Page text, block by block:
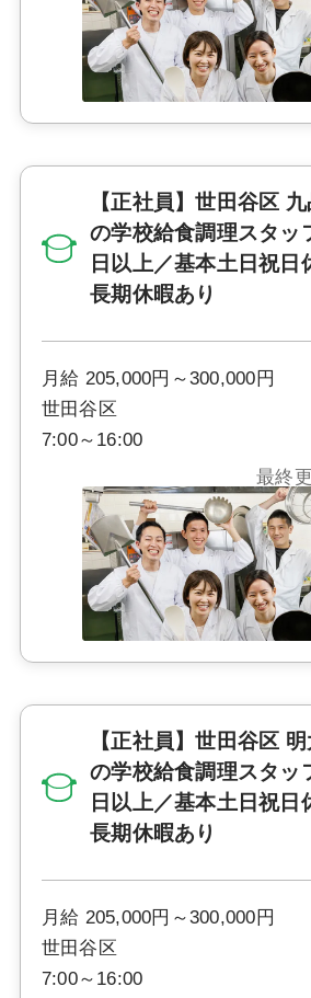
【正社員】世田谷区
の学校給食調理スタ
日以上／基本土日祝日
長期休暇あり
月給 205,000円～300,000円
世田谷区
7:00～16:00
最終
【正社員】世田谷区
の学校給食調理スタ
日以上／基本土日祝日
長期休暇あり
月給 205,000円～300,000円
世田谷区
7:00～16:00